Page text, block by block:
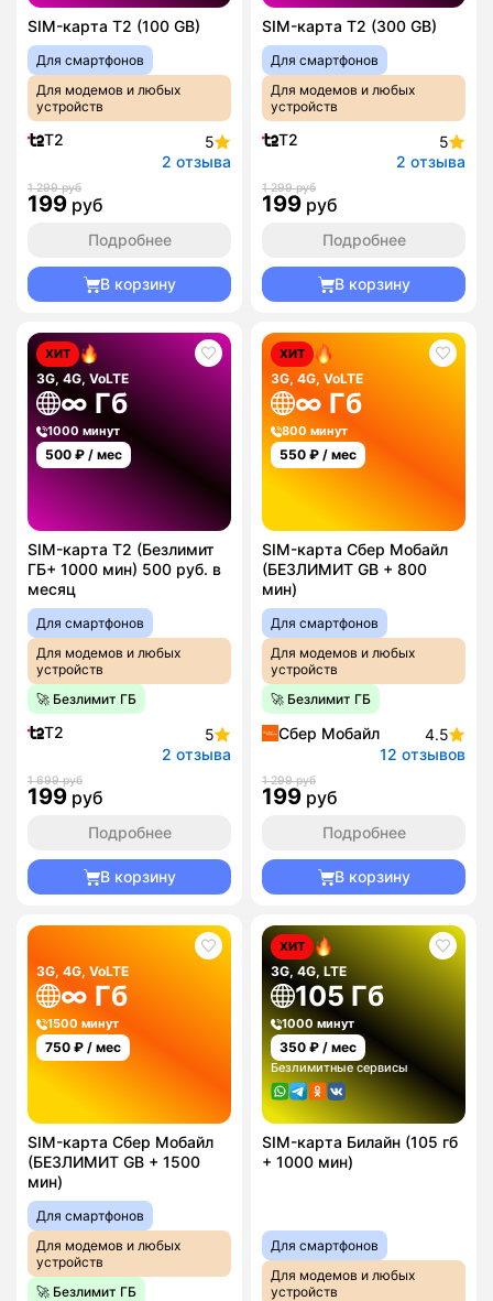
SIM-карта T2 (100 GB)
Для смартфонов
Для модемов и любых
устройств
T2
5
2 отзыва
1 299 руб
199 руб
Подробнее
В корзину
SIM-карта T2 (300 GB)
Для смартфонов
Для модемов и любых
устройств
T2
5
2 отзыва
1 299 руб
199 руб
Подробнее
В корзину
ХИТ
3G, 4G, VoLTE
∞ Гб
1000 минут
500 ₽ / мес
SIM-карта T2 (Безлимит
ГБ+ 1000 мин) 500 руб. в
месяц
Для смартфонов
Для модемов и любых
устройств
🚀 Безлимит ГБ
T2
5
2 отзыва
1 699 руб
199 руб
Подробнее
В корзину
ХИТ
3G, 4G, VoLTE
∞ Гб
800 минут
550 ₽ / мес
SIM-карта Сбер Мобайл
(БЕЗЛИМИТ GB + 800
мин)
Для смартфонов
Для модемов и любых
устройств
🚀 Безлимит ГБ
Сбер Мобайл
4.5
12 отзывов
1 299 руб
199 руб
Подробнее
В корзину
3G, 4G, VoLTE
∞ Гб
1500 минут
750 ₽ / мес
SIM-карта Сбер Мобайл
(БЕЗЛИМИТ GB + 1500
мин)
Для смартфонов
Для модемов и любых
устройств
🚀 Безлимит ГБ
ХИТ
3G, 4G, LTE
105 Гб
1000 минут
350 ₽ / мес
Безлимитные сервисы
SIM-карта Билайн (105 гб
+ 1000 мин)
Для смартфонов
Для модемов и любых
устройств